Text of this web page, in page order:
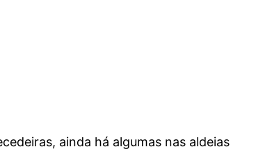
ainda há algumas nas aldeias